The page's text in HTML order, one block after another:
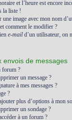
et l’heure est encore
la liste !
image avec mon nom
comment le modifier ?
e-mail d’un utilisateur, on
envois de messages
forum ?
un message ?
à mes messages ?
?
plus d’options à mon
un sondage ?
à un forum ?